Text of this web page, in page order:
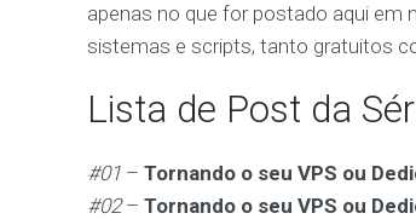
apenas no que for postado aqui em
sistemas e scripts, tanto gratuitos
Lista de Post da
#01 – Tornando o seu VPS ou
#02– Tornando o seu VPS ou